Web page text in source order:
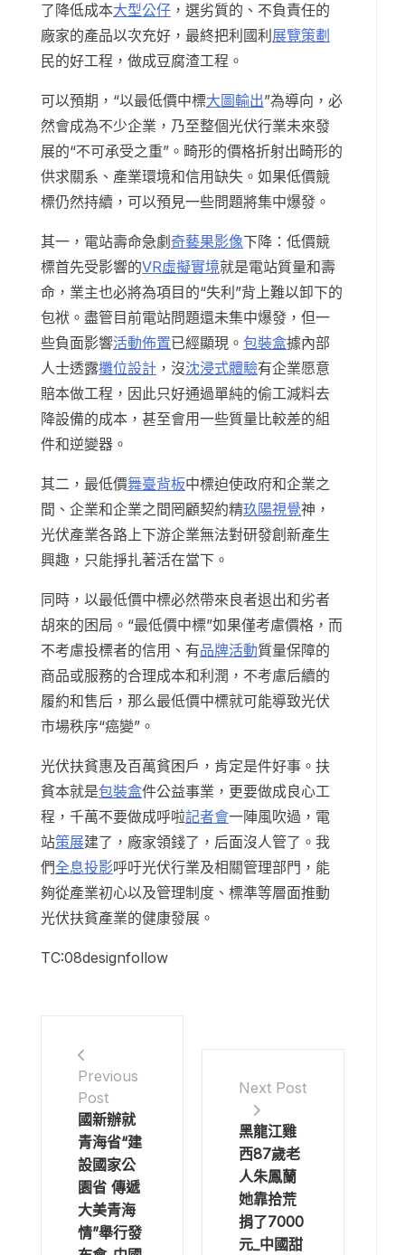
了降低成本大型公仔 ，選劣質的、不負責任的
廠家的產品以次充好，最終把利國利 展覽策劃
民的好工程，做成豆腐渣工程。
可以預期，“以最低價中標大圖輸出”為導向，必
然會成為不少企業，乃至整個光伏行業未來發
展的“不可承受之重”。畸形的價格折射出畸形的
供求關系、產業環境和信用缺失。如果低價競
標仍然持續，可以預見一些問題將集中爆發。
其一，電站壽命急劇 奇藝果影像下降：低價競
標首先受影響的VR虛擬實境就是電站質量和壽
命，業主也必將為項目的“失利”背上難以卸下的
包袱。盡管目前電站問題還未集中爆發，但一
些負面影響活動佈置已經顯現。 包裝盒據內部
人士透露攤位設計 ，沒沈浸式體驗有企業愿意
賠本做工程，因此只好通過單純的偷工減料去
降設備的成本，甚至會用一些質量比較差的組
件和逆變器。
其二，最低價舞臺背板中標迫使政府和企業之
間、企業和企業之間罔顧契約精玖陽視覺神，
光伏產業各路上下游企業無法對研發創新產生
興趣，只能掙扎著活在當下。
同時，以最低價中標必然帶來良者退出和劣者
胡來的困局。“最低價中標”如果僅考慮價格，而
不考慮投標者的信用、有品牌活動質量保障的
商品或服務的合理成本和利潤，不考慮后續的
履約和售后，那么最低價中標就可能導致光伏
市場秩序“癌變”。
光伏扶貧惠及百萬貧困戶，肯定是件好事。扶
貧本就是包裝盒件公益事業，更要做成良心工
程，千萬不要做成呼啦記者會一陣風吹過，電
站策展建了，廠家領錢了，后面沒人管了。我
們全息投影呼吁光伏行業及相關管理部門，能
夠從產業初心以及管理制度、標準等層面推動
光伏扶貧產業的健康發展。
TC:08designfollow
Previous
Post
國新辦就
青海省“建
設國家公
園省 傳遞
大美青海
情”舉行發
Next Post
黑龍江雞
西87歲老
人朱鳳蘭
她靠拾荒
捐了7000
元_中國甜